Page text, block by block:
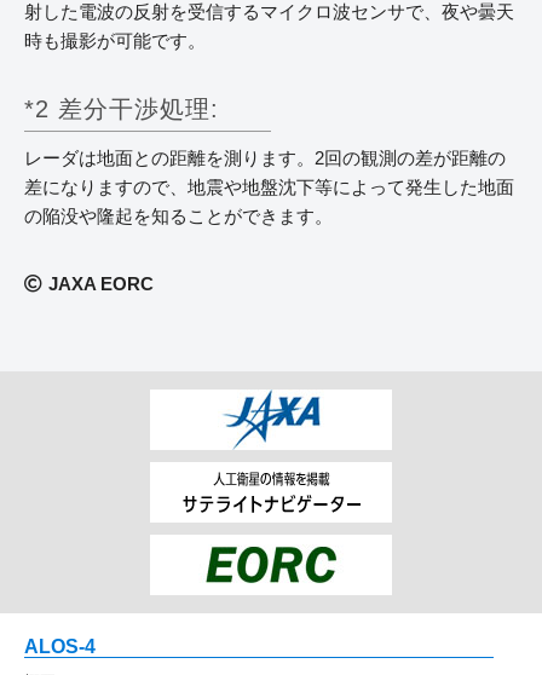
射した電波の反射を受信するマイクロ波センサで、夜や曇天
時も撮影が可能です。
*2 差分干渉処理:
レーダは地面との距離を測ります。2回の観測の差が距離の
差になりますので、地震や地盤沈下等によって発生した地面
の陥没や隆起を知ることができます。
JAXA EORC
ALOS-4